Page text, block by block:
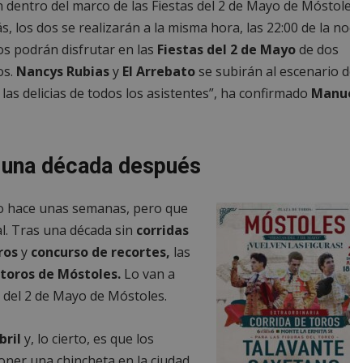
del marco de las Fiestas del 2 de Mayo de
los dos se realizarán a la misma hora, las 22:00 de la
podrán disfrutar en las Fiestas del 2 de Mayode dos
Nancys Rubiasy El Arrebatose subirán al escenario
delicias de todos los asistentes”, ha confirmado
década después
hace unas semanas, pero que
Tras una década sin corridas
y concurso de recortes, las
de Móstoles. Lo van a
2 de Mayo de Móstoles.
y, lo cierto, es que los
PHP.net
mostoleshoy.com
Sesión
Cookie generada por
PHP. Este es un
utiliza para mantener las
Normalmente es un
que se usa puede ser
ejemplo es mantener un
usuario entre páginas.
6 meses
Google reCAPTCHA
mostoleshoy.com
Cloudflare Inc.
.vimeo.com
30 minutos
Esta cookie se utiliza
Esto es beneficioso
informes válidos sobre
declaration
Storage type